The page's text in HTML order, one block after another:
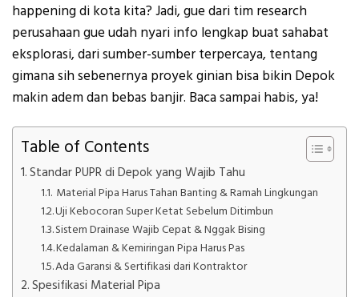
happening di kota kita? Jadi, gue dari tim research
perusahaan gue udah nyari info lengkap buat sahabat
eksplorasi, dari sumber-sumber terpercaya, tentang
gimana sih sebenernya proyek ginian bisa bikin Depok
makin adem dan bebas banjir. Baca sampai habis, ya!
Table of Contents
Standar PUPR di Depok yang Wajib Tahu
Material Pipa Harus Tahan Banting & Ramah Lingkungan
Uji Kebocoran Super Ketat Sebelum Ditimbun
Sistem Drainase Wajib Cepat & Nggak Bising
Kedalaman & Kemiringan Pipa Harus Pas
Ada Garansi & Sertifikasi dari Kontraktor
Spesifikasi Material Pipa